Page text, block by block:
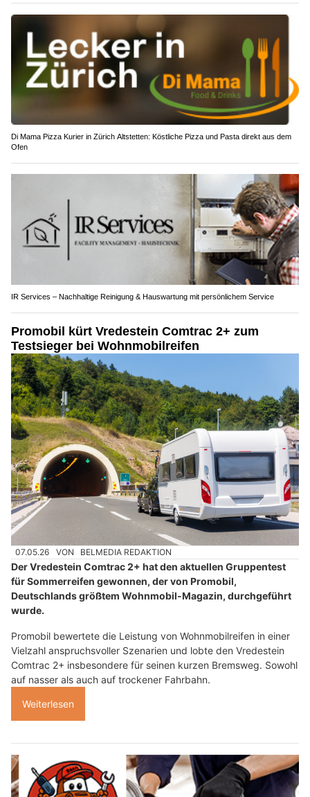
Di Mama Pizza Kurier in Zürich Altstetten: Köstliche Pizza und Pasta direkt aus dem
Ofen
IR Services – Nachhaltige Reinigung & Hauswartung mit persönlichem Service
Promobil kürt Vredestein Comtrac 2+ zum
Testsieger bei Wohnmobilreifen
07.05.26 VON BELMEDIA REDAKTION
Der Vredestein Comtrac 2+ hat den aktuellen Gruppentest
für Sommerreifen gewonnen, der von Promobil,
Deutschlands größtem Wohnmobil-Magazin, durchgeführt
wurde.
Promobil bewertete die Leistung von Wohnmobilreifen in einer
Vielzahl anspruchsvoller Szenarien und lobte den Vredestein
Comtrac 2+ insbesondere für seinen kurzen Bremsweg. Sowohl
auf nasser als auch auf trockener Fahrbahn.
Weiterlesen